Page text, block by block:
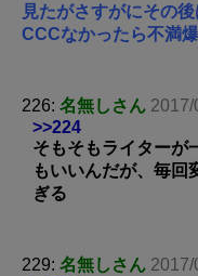
見たがさすがにその
CCCなかったら不満
226: 名無しさん 2017/
>>224
そもそもライターが
もいいんだが、毎回
ぎる
229: 名無しさん 2017/